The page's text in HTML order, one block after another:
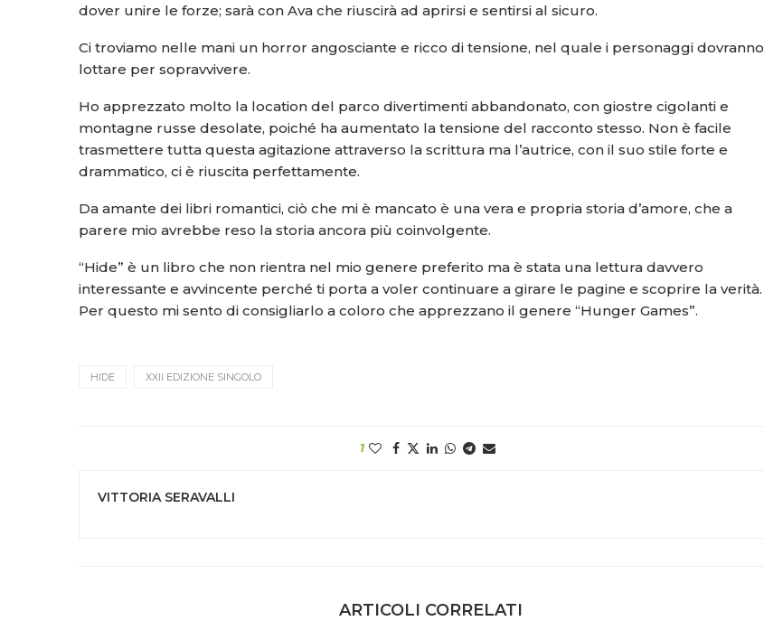
dover unire le forze; sarà con Ava che riuscirà ad aprirsi e sentirsi al sicuro.
Ci troviamo nelle mani un horror angosciante e ricco di tensione, nel quale i personaggi dovranno
lottare per sopravvivere.
Ho apprezzato molto la location del parco divertimenti abbandonato, con giostre cigolanti e
montagne russe desolate, poiché ha aumentato la tensione del racconto stesso. Non è facile
trasmettere tutta questa agitazione attraverso la scrittura ma l’autrice, con il suo stile forte e
drammatico, ci è riuscita perfettamente.
Da amante dei libri romantici, ciò che mi è mancato è una vera e propria storia d’amore, che a
parere mio avrebbe reso la storia ancora più coinvolgente.
“Hide” è un libro che non rientra nel mio genere preferito ma è stata una lettura davvero
interessante e avvincente perché ti porta a voler continuare a girare le pagine e scoprire la verità.
Per questo mi sento di consigliarlo a coloro che apprezzano il genere “Hunger Games”.
HIDE XXII EDIZIONE SINGOLO
1
VITTORIA SERAVALLI
ARTICOLI CORRELATI